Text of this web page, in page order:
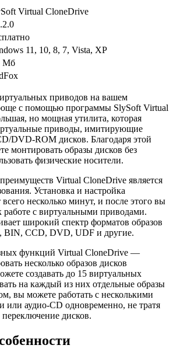
Virtual CloneDrive
11, 10, 8, 7, Vista, XP
Мб
приводов на вашем
с помощью программы SlySoft Virtual
но мощная утилита, которая
приводы, имитирующие
DVD-ROM дисков. Благодаря этой
монтировать образы дисков без
физические носители.
Virtual CloneDrive является
Установка и настройка
несколько минут, и после этого вы
работе с виртуальными приводами.
широкий спектр форматов образов
BIN, CCD, DVD, UDF и другие.
функций Virtual CloneDrive —
несколько образов дисков
создавать до 15 виртуальных
на каждый из них отдельные образы
вы можете работать с несколькими
или аудио-CD одновременно, не тратя
дисков.